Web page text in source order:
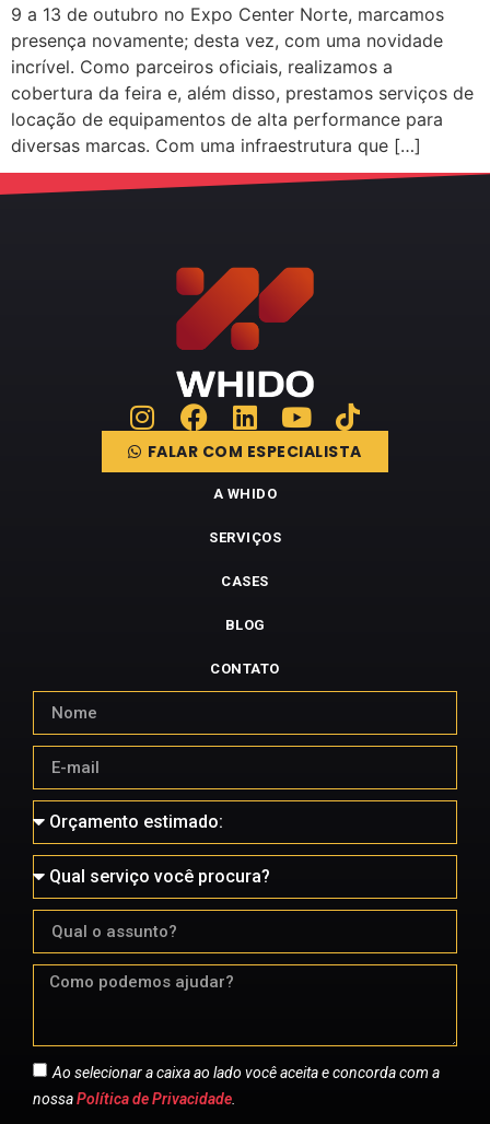
9 a 13 de outubro no Expo Center Norte, marcamos
presença novamente; desta vez, com uma novidade
incrível. Como parceiros oficiais, realizamos a
cobertura da feira e, além disso, prestamos serviços de
locação de equipamentos de alta performance para
diversas marcas. Com uma infraestrutura que […]
FALAR COM ESPECIALISTA
A WHIDO
SERVIÇOS
CASES
BLOG
CONTATO
Ao selecionar a caixa ao lado você aceita e concorda com a
nossaPolítica de Privacidade